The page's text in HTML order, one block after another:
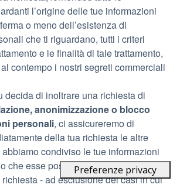
l’origine delle tue informazioni
o meno dell’esistenza di
che ti riguardano, tutti i criteri
e le finalità di tale trattamento,
contempo i nostri segreti commerciali
decida di inoltrare una richiesta di
anonimizzazione o blocco
personali, ci assicureremo di
della tua richiesta le altre
condiviso le tue informazioni
che esse possano a loro volta
- ad esclusione dei casi in cui